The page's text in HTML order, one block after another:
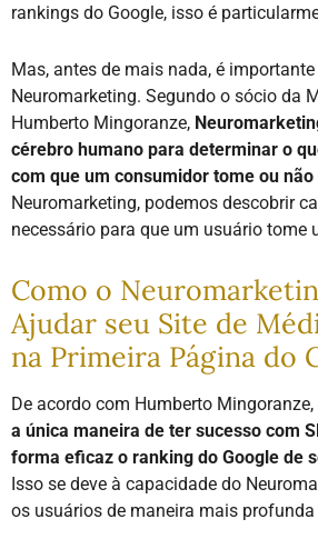
rankings do Google, isso é
Mas, antes de mais nada, é
Neuromarketing. Segundo o sócio da
Humberto Mingoranze,
cérebro humano para determinar o
com que um consumidor tome ou
Neuromarketing, podemos descobrir
necessário para que um usuário tome
Como o
Ajudar seu Site de
na Primeira Página do
De acordo com Humberto Mingoranze,
a única maneira de ter sucesso com
forma eficaz o ranking do Google de
Isso se deve à capacidade do
os usuários de maneira mais